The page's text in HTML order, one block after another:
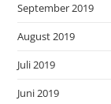
September 2019
August 2019
Juli 2019
Juni 2019